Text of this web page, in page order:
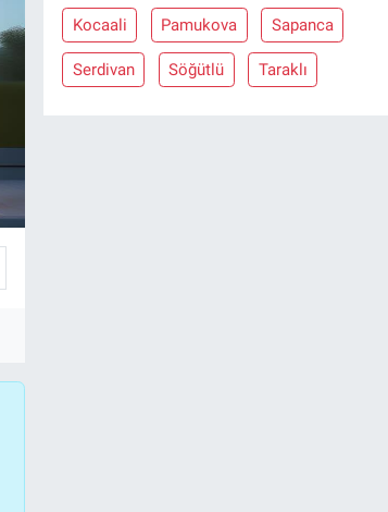
Kocaali Pamukova Sapanca
Serdivan Söğütlü Taraklı